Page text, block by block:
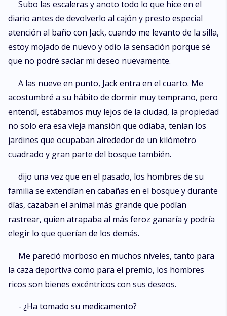
Subo las escaleras y anoto todo lo que hice en el
diario antes de devolverlo al cajón y presto especial
atención al baño con Jack, cuando me levanto de la silla,
estoy mojado de nuevo y odio la sensación porque sé
que no podré saciar mi deseo nuevamente.
A las nueve en punto, Jack entra en el cuarto. Me
acostumbré a su hábito de dormir muy temprano, pero
entendí, estábamos muy lejos de la ciudad, la propiedad
no solo era esa vieja mansión que odiaba, tenían los
jardines que ocupaban alrededor de un kilómetro
cuadrado y gran parte del bosque también.
dijo una vez que en el pasado, los hombres de su
familia se extendían en cabañas en el bosque y durante
días, cazaban el animal más grande que podían
rastrear, quien atrapaba al más feroz ganaría y podría
elegir lo que querían de los demás.
Me pareció morboso en muchos niveles, tanto para
la caza deportiva como para el premio, los hombres
ricos son bienes excéntricos con sus deseos.
- ¿Ha tomado su medicamento?